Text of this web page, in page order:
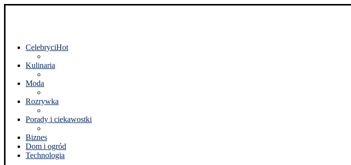
CelebryciHot
Kulinaria
Moda
Rozrywka
Porady i ciekawostki
Biznes
Dom i ogród
Technologia